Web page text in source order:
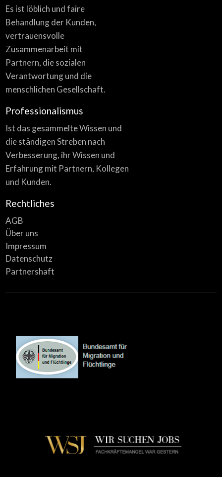
Es ist löblich und faire
Behandlung der Kunden,
vertrauensvolle
Zusammenarbeit mit
Partnern, die sozialen
Verantwortung und die
menschlichen Gesellschaft.
Professionalismus
Ist das gesammelte Wissen und
die ständigen Streben nach
Verbesserung, ihr Wissen und
Erfahrung mit Partnern, Kollegen
und Kunden.
Rechtliches
AGB
Über uns
Impressum
Datenschutz
Partnershaft